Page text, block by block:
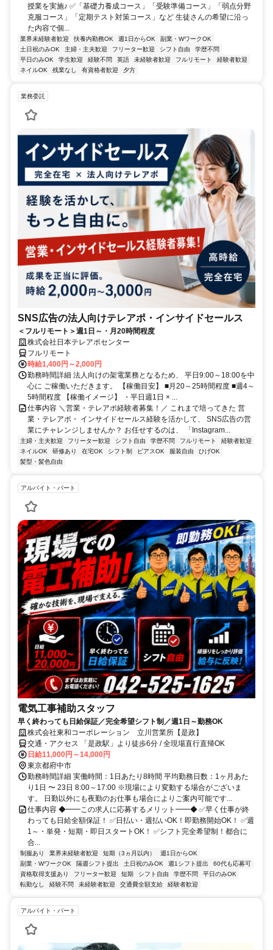
授業を実施♪ ✅「基礎力養成コース」「受験準備コース」「弱点分野
克服コース」「定期テスト対策コース」など 生徒さんの希望に沿っ
た内容で個...
業界未経験者歓迎 扶養内勤務OK 週1日からOK
副業・WワークOK
土日祝のみOK
主婦・主夫歓迎 フリーター歓迎 シフト自由
学歴不問
平日のみOK
学生歓迎 経験不問 英語 未経験者歓迎 フルリモート
経験者歓迎
ネイルOK
残業なし 有資格者歓迎 夕方
業務委託
SNS広告の法人向けテレアポ・インサイドセールス
＜フルリモート＞週1日～・月20時間程度
株式会社日本テレアポセンター
フルリモート
時給1,400円～2,000円
勤務時間詳細 法人向けの架電業務となるため、 平日9:00～18:00を中
心に ご稼働いただきます。 【稼働目安】 ■月20～25時間程度 ■週4～
5時間程度 【稼働イメージ】 ・平日週1日 × ...
仕事内容 ＼営業・テレアポ経験者募集！／ これまで培ってきた 営
業・テレアポ・ インサイドセールス経験を活かして、 SNS広告の営
業にチャレンジしませんか？ お任せするのは、 「Instagram...
主婦・主夫歓迎 フリーター歓迎 シフト自由 学歴不問 フルリモート
経験者歓迎
ネイルOK
研修あり 在宅OK シフト制 ピアスOK 服装自由
ひげOK
髪型・髪色自由
アルバイト・パート
電気工事補助スタッフ
早く終わっても日給保証／完全希望シフト制／週1日～勤務OK
株式会社東和コーポレーション 立川営業所【是政】
交通・アクセス 「是政駅」より徒歩6分 / 全現場直行直帰OK
日給11,000円～14,000円
東京都府中市
勤務時間詳細 実働時間：1日あたり8時間 平均勤務日数：1ヶ月あた
り1日 〜 23日 8:00～17:00 ※現場により変動する場合がございま
す。 日勤以外にも夜勤のお仕事も場合によりご案内可能です...
仕事内容 ◆━━この求人に応募するメリット━━◆ ✅早く仕事が終
わっても日給全額保証！ ✅日払い・週払いOK！即勤務開始OK！ ✅週
1～・単発・短期・即日スタートOK！ ✅シフト完全希望制！都合に
合...
制服あり 業界未経験者歓迎 短期（3ヵ月以内）
週1日からOK
副業・WワークOK
隔週シフト提出 土日祝のみOK 週1シフト提出
60代も応募可
資格取得支援あり
フリーター歓迎 短期 シフト自由 学歴不問
平日のみOK
転勤なし
経験不問 未経験者歓迎 交通費全額支給 経験者歓迎
アルバイト・パート